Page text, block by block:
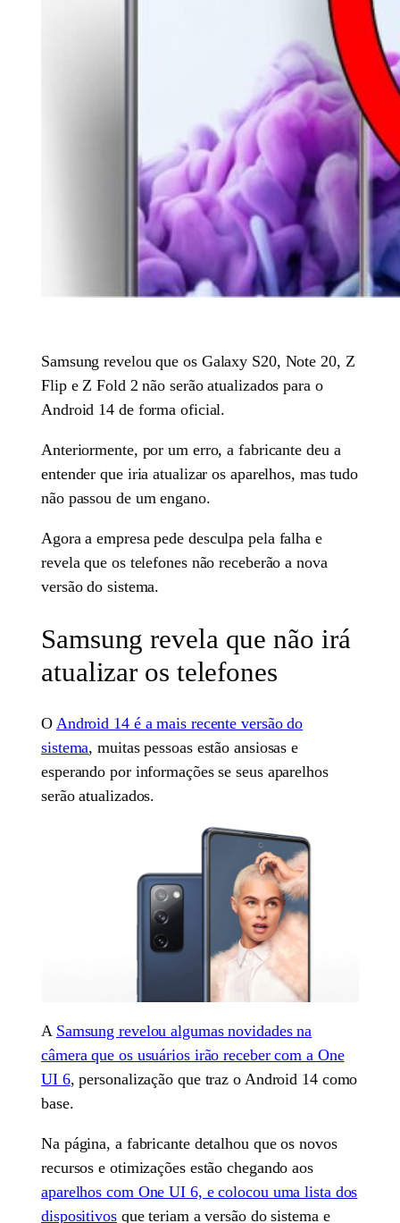
Samsung revelou que os Galaxy S20, Note 20, Z
Flip e Z Fold 2 não serão atualizados para o
Android 14 de forma oficial.
Anteriormente, por um erro, a fabricante deu a
entender que iria atualizar os aparelhos, mas tudo
não passou de um engano.
Agora a empresa pede desculpa pela falha e
revela que os telefones não receberão a nova
versão do sistema.
Samsung revela que não irá
atualizar os telefones
O Android 14 é a mais recente versão do
sistema, muitas pessoas estão ansiosas e
esperando por informações se seus aparelhos
serão atualizados.
A Samsung revelou algumas novidades na
câmera que os usuários irão receber com a One
UI 6, personalização que traz o Android 14 como
base.
Na página, a fabricante detalhou que os novos
recursos e otimizações estão chegando aos
aparelhos com One UI 6, e colocou uma lista dos
dispositivosque teriam a versão do sistema e